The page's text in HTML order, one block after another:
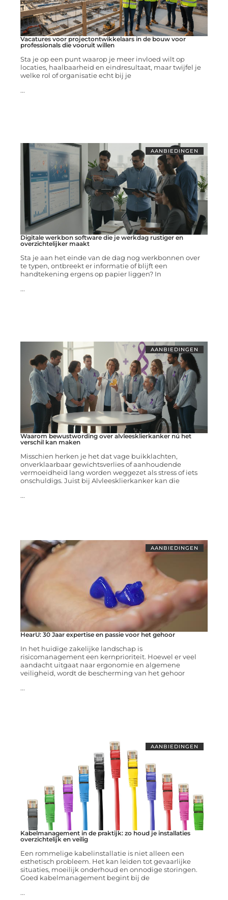
Vacatures voor projectontwikkelaars in de bouw voor
professionals die vooruit willen
Sta je op een punt waarop je meer invloed wilt op
locaties, haalbaarheid en eindresultaat, maar twijfel je
welke rol of organisatie echt bij je
...
AANBIEDINGEN
Digitale werkbon software die je werkdag rustiger en
overzichtelijker maakt
Sta je aan het einde van de dag nog werkbonnen over
te typen, ontbreekt er informatie of blijft een
handtekening ergens op papier liggen? In
...
AANBIEDINGEN
Waarom bewustwording over alvleesklierkanker nú het
verschil kan maken
Misschien herken je het dat vage buikklachten,
onverklaarbaar gewichtsverlies of aanhoudende
vermoeidheid lang worden weggezet als stress of iets
onschuldigs. Juist bij Alvleesklierkanker kan die
...
AANBIEDINGEN
HearU: 30 Jaar expertise en passie voor het gehoor
In het huidige zakelijke landschap is
risicomanagement een kernprioriteit. Hoewel er veel
aandacht uitgaat naar ergonomie en algemene
veiligheid, wordt de bescherming van het gehoor
...
AANBIEDINGEN
Kabelmanagement in de praktijk: zo houd je installaties
overzichtelijk en veilig
Een rommelige kabelinstallatie is niet alleen een
esthetisch probleem. Het kan leiden tot gevaarlijke
situaties, moeilijk onderhoud en onnodige storingen.
Goed kabelmanagement begint bij de
...